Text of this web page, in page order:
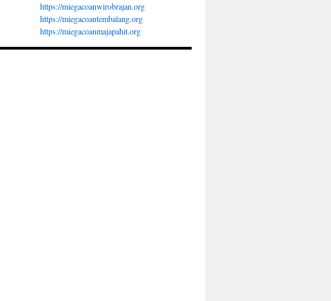
https://miegacoanwirobrajan.org
https://miegacoantembalang.org
https://miegacoanmajapahit.org